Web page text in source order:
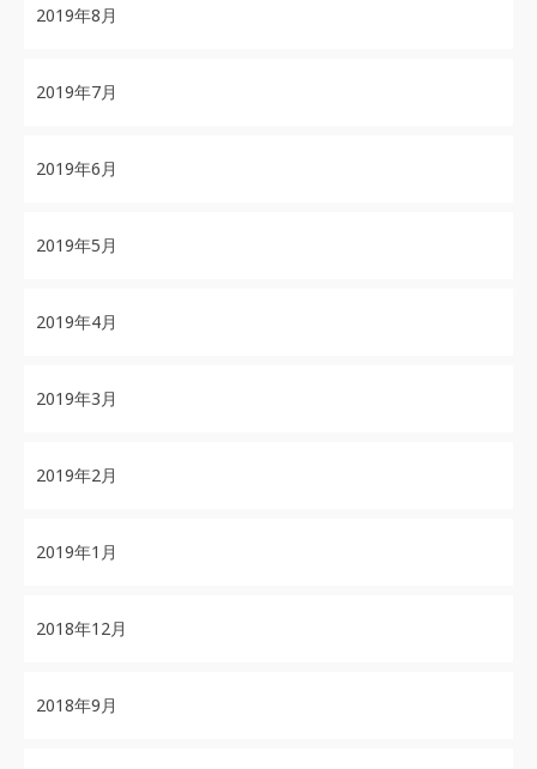
2019年8月
2019年7月
2019年6月
2019年5月
2019年4月
2019年3月
2019年2月
2019年1月
2018年12月
2018年9月